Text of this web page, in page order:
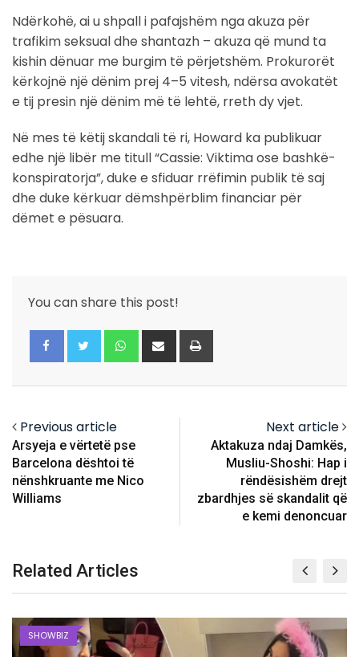
Ndërkohë, ai u shpall i pafajshëm nga akuza për
trafikim seksual dhe shantazh – akuza që mund ta
kishin dënuar me burgim të përjetshëm. Prokurorët
kërkojnë një dënim prej 4–5 vitesh, ndërsa avokatët
e tij presin një dënim më të lehtë, rreth dy vjet.
Në mes të këtij skandali të ri, Howard ka publikuar
edhe një libër me titull “Cassie: Viktima ose bashkë-
konspiratorja”, duke e sfiduar rrëfimin publik të saj
dhe duke kërkuar dëmshpërblim financiar për
dëmet e pësuara.
You can share this post!
Whatsapp
Share
Previous article
Arsyeja e vërtetë pse
Barcelona dështoi të
nënshkruante me Nico
Williams
Next article
Aktakuza ndaj Damkës,
Musliu-Shoshi: Hap i
rëndësishëm drejt
zbardhjes së skandalit që
e kemi denoncuar
Related Articles
SHOWBIZ